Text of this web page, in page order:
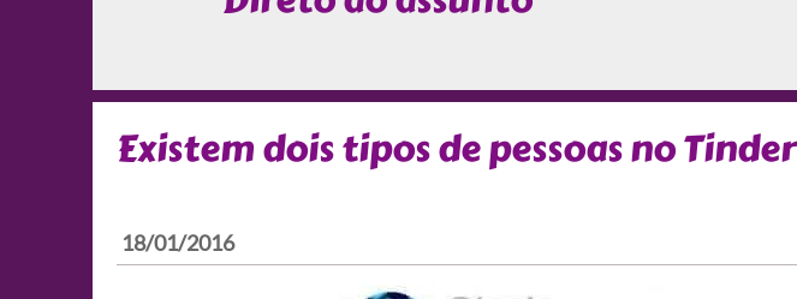
Existem dois tipos de pessoas no Tinder
18/01/2016